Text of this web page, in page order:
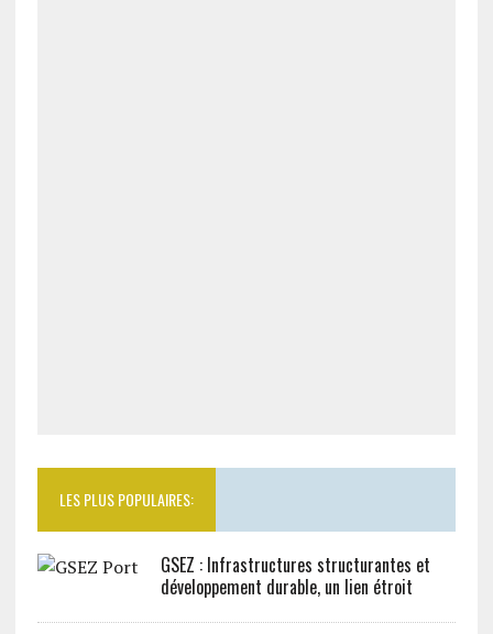
LES PLUS POPULAIRES:
GSEZ : Infrastructures structurantes et
développement durable, un lien étroit